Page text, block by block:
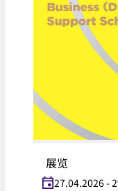
展览
27.04.2026 -